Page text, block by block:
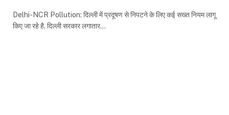
Delhi-NCR Pollution: दिल्ली में प्रदूषण से निपटने के लिए कई सख्त नियम लागू
किए जा रहे है. दिल्ली सरकार लगातार…